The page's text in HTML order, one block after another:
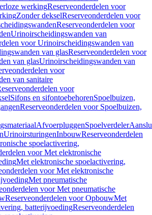
werkingReserveonderdelen voor
Zonder dekselReserveonderdelen voor
Reserveonderdelen voor
Urinoirscheidingswanden van
voor Urinoirscheidingswanden van
van glasReserveonderdelen voor
van glasUrinoirscheidingswanden van
voor
van sanitaire
voor
Sifons en sifontoebehorenSpoelbuizen,
Reserveonderdelen voor Spoelbuizen,
AfvoerpluggenSpoelverdeler
UrinoirsturingenInbouwReserveonderdelen
spoelactivering,
voor Met elektronische
Met elektronische spoelactivering,
voor Met elektronische
Met pneumatische
voor Met pneumatische
Reserveonderdelen voor OpbouwMet
batterijvoedingReserveonderdelen